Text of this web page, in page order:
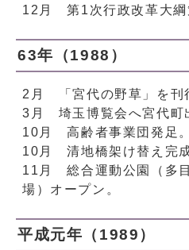
12月 第1次行政改革大綱
63年（1988）
2月 「宮代の野草」を刊
3月 埼玉博覧会へ宮代町
10月 高齢者事業団発足。
10月 清地橋架け替え完成
11月 総合運動公園（多
場）オープン。
平成元年（1989）